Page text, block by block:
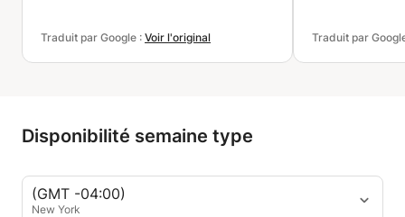
Traduit par Google : Voir l'original Traduit par
Disponibilité semaine type
(GMT -04:00)
New York